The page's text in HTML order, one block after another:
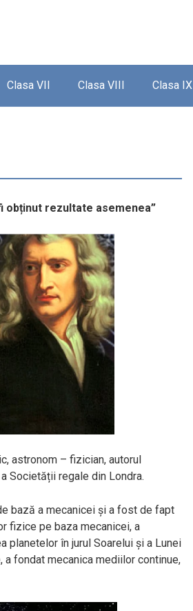
Clasa VII Clasa VIII Clasa IX
obținut rezultate asemenea”
astronom – fizician, autorul
Societății regale din Londra.
bază a mecanicei și a fost de fapt
fizice pe baza mecanicei, a
planetelor în jurul Soarelui și a Lunei
a fondat mecanica mediilor continue,